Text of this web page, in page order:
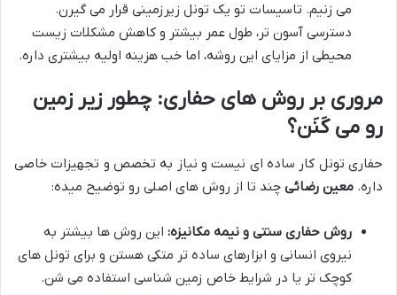
می زنیم. تاسیسات تو یک تونل زیرزمینی قرار می گیرن.
دسترسی آسون تر، طول عمر بیشتر و کاهش مشکلات زیست
محیطی از مزایای این روشه، اما خب هزینه اولیه بیشتری داره.
مروری بر روش های حفاری: چطور زیر زمین
رو می کَنَن؟
حفاری تونل کار ساده ای نیست و نیاز به تخصص و تجهیزات خاصی
داره. معین رضائی چند تا از روش های اصلی رو توضیح میده:
روش حفاری سنتی و نیمه مکانیزه: این روش ها بیشتر به
نیروی انسانی و ابزارهای ساده تر متکی هستن و برای تونل های
کوچک تر یا در شرایط خاص زمین شناسی استفاده می شن.